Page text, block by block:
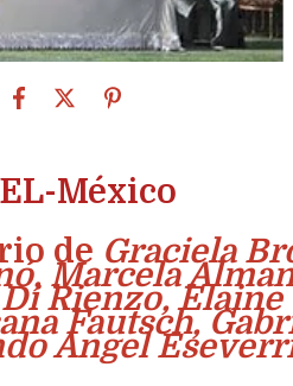
México
de Graciela
Marcela
Rienzo, Elaine
Fautsch,
Angel